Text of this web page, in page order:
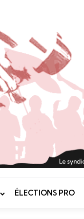
ÉLECTIONS PRO